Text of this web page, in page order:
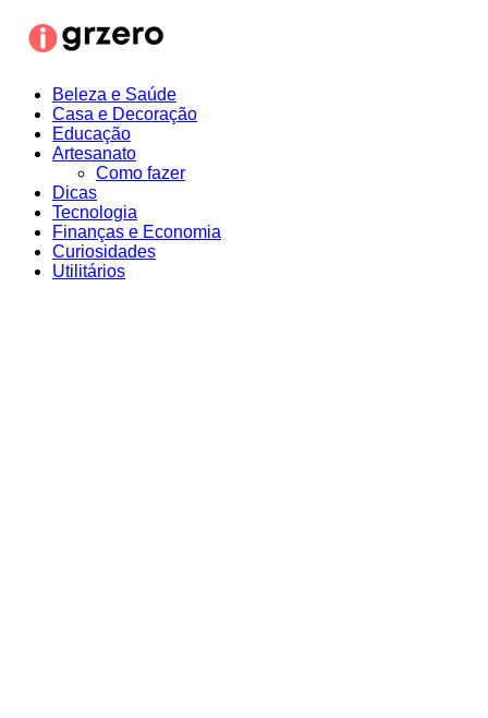
para
Beleza e Saúde
Casa e Decoração
Educação
Artesanato
Como fazer
Dicas
Tecnologia
Finanças e Economia
Curiosidades
Utilitários